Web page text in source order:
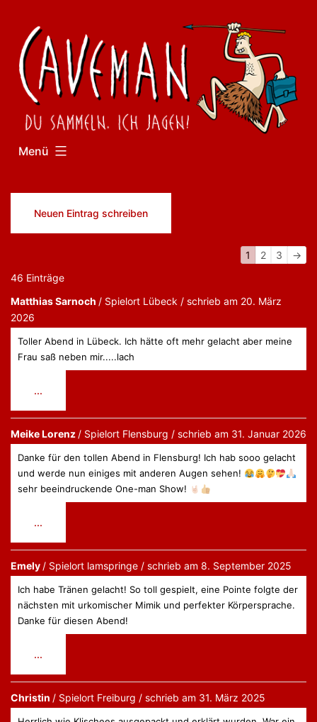
springen
Menü
Navigation
1 2 3
→
46 Einträge
Matthias Sarnoch
Lübeck schrieb am 20. März
2026
Toller Abend in Lübeck. Ich hätte oft mehr gelacht aber meine
Frau saß neben mir.....lach
...
ein-/ausblenden.
Meike Lorenz
Flensburg schrieb am 31. Januar 2026
Danke für den tollen Abend in Flensburg! Ich hab sooo gelacht
und werde nun einiges mit anderen Augen sehen!
sehr beeindruckende One-man Show!
...
ein-/ausblenden.
Emely
lamspringe schrieb am 8. September 2025
Ich habe Tränen gelacht! So toll gespielt, eine Pointe folgte der
nächsten mit urkomischer Mimik und perfekter Körpersprache.
Danke für diesen Abend!
...
ein-/ausblenden.
Christin
Freiburg schrieb am 31. März 2025